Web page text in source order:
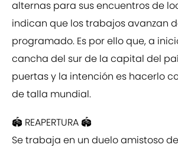
alternas para sus encuentros de
indican que los trabajos avanzan
programado. Es por ello que, a
cancha del sur de la capital del
puertas y la intención es hacerlo
de talla mundial.
🏟️ REAPERTURA 🏟️
Se trabaja en un duelo amistoso de